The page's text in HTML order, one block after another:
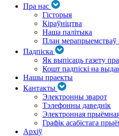
Пра нас
Гісторыя
Кіраўніцтва
Наша палітыка
План мерапрыемстваў
Падпіска
Як выпісаць газету
Кошт падпіскі на
Нашы праекты
Кантакты
Электронны зварот
Тэлефонны даведнік
Электронная
Графік асабістага
Архіў